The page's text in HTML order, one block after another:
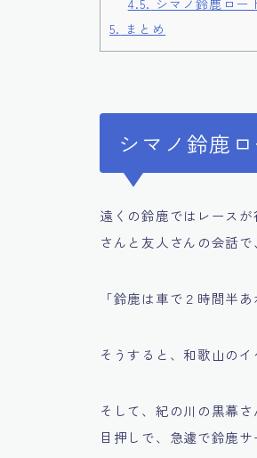
4.5. シマノ鈴鹿ロー
5. まとめ
シマノ鈴鹿
遠くの鈴鹿ではレース
さんと友人さんの会話
「鈴鹿は車で２時間半
そうすると、和歌山の
そして、紀の川の黒幕
目押しで、急遽で鈴鹿